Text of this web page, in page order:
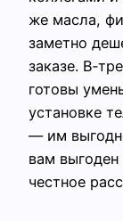
же масла,
заметно
заказе.
готовы
установке
— им
вам
честное